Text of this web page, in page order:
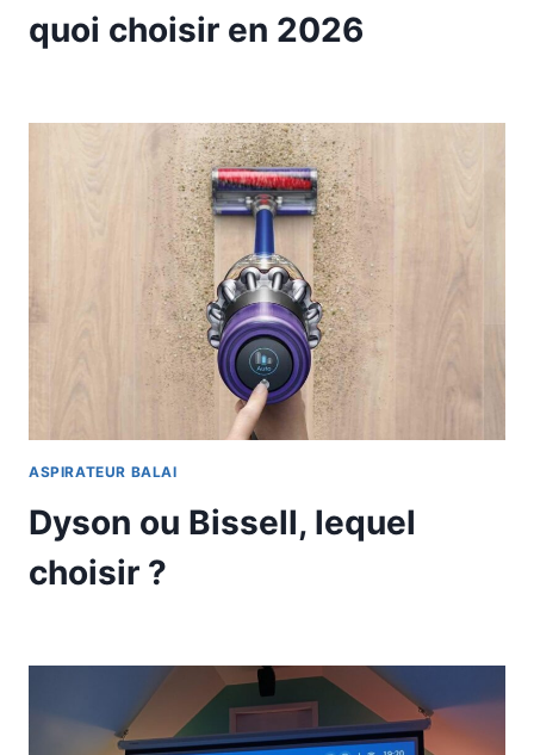
quoi choisir en 2026
ASPIRATEUR BALAI
Dyson ou Bissell, lequel
choisir ?